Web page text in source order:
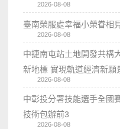
2026-08-08
臺南榮服處幸福小榮眷相
2026-08-08
中捷南屯站土地開發共構
新地標 實現軌道經濟新願
2026-08-08
中彰投分署技能選手全國
技術包辦前3
2026-08-08